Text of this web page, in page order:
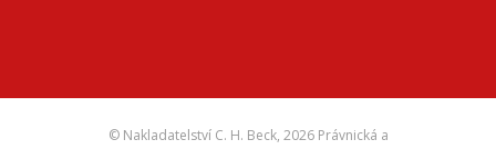
© Nakladatelství C. H. Beck, 2026 Právnická a